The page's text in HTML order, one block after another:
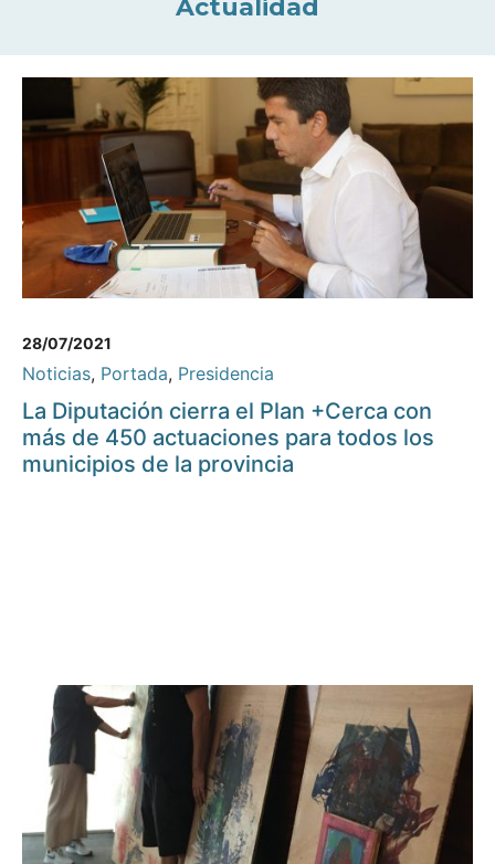
Actualidad
28/07/2021
Noticias, Portada, Presidencia
La Diputación cierra el Plan +Cerca con
más de 450 actuaciones para todos los
municipios de la provincia